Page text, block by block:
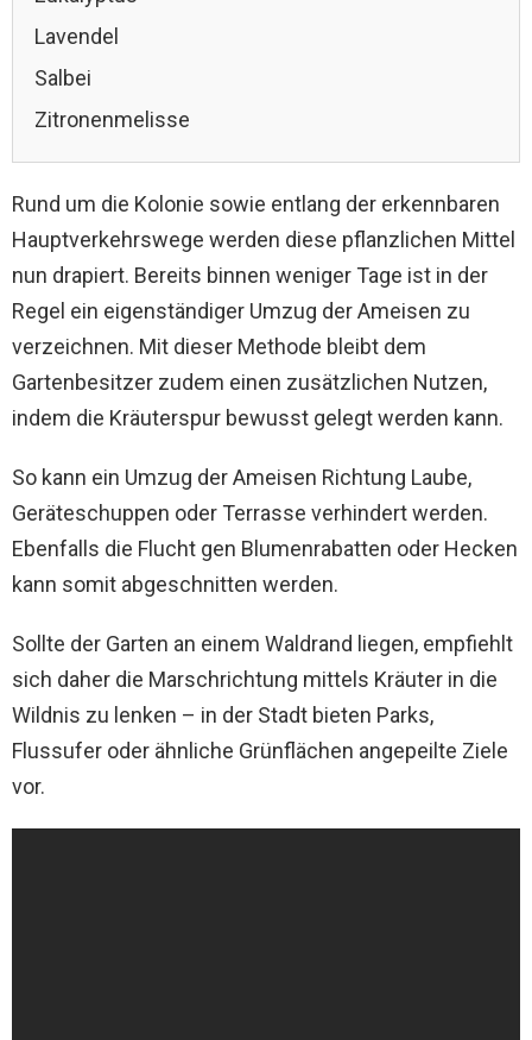
Lavendel
Salbei
Zitronenmelisse
Rund um die Kolonie sowie entlang der erkennbaren
Hauptverkehrswege werden diese pflanzlichen Mittel
nun drapiert. Bereits binnen weniger Tage ist in der
Regel ein eigenständiger Umzug der Ameisen zu
verzeichnen. Mit dieser Methode bleibt dem
Gartenbesitzer zudem einen zusätzlichen Nutzen,
indem die Kräuterspur bewusst gelegt werden kann.
So kann ein Umzug der Ameisen Richtung Laube,
Geräteschuppen oder Terrasse verhindert werden.
Ebenfalls die Flucht gen Blumenrabatten oder Hecken
kann somit abgeschnitten werden.
Sollte der Garten an einem Waldrand liegen, empfiehlt
sich daher die Marschrichtung mittels Kräuter in die
Wildnis zu lenken – in der Stadt bieten Parks,
Flussufer oder ähnliche Grünflächen angepeilte Ziele
vor.